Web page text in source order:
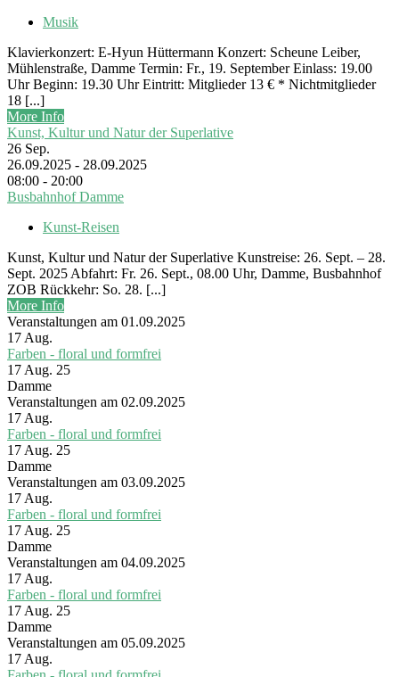
Musik
Klavierkonzert: E-Hyun Hüttermann Konzert: Scheune Leiber,
Mühlenstraße, Damme Termin: Fr., 19. September Einlass: 19.00
Uhr Beginn: 19.30 Uhr Eintritt: Mitglieder 13 € * Nichtmitglieder
18 [...]
More Info
Kunst, Kultur und Natur der Superlative
26 Sep.
26.09.2025 - 28.09.2025
08:00 - 20:00
Busbahnhof Damme
Kunst-Reisen
Kunst, Kultur und Natur der Superlative Kunstreise: 26. Sept. – 28.
Sept. 2025 Abfahrt: Fr. 26. Sept., 08.00 Uhr, Damme, Busbahnhof
ZOB Rückkehr: So. 28. [...]
More Info
Veranstaltungen am 01.09.2025
17 Aug.
Farben - floral und formfrei
17 Aug. 25
Damme
Veranstaltungen am 02.09.2025
17 Aug.
Farben - floral und formfrei
17 Aug. 25
Damme
Veranstaltungen am 03.09.2025
17 Aug.
Farben - floral und formfrei
17 Aug. 25
Damme
Veranstaltungen am 04.09.2025
17 Aug.
Farben - floral und formfrei
17 Aug. 25
Damme
Veranstaltungen am 05.09.2025
17 Aug.